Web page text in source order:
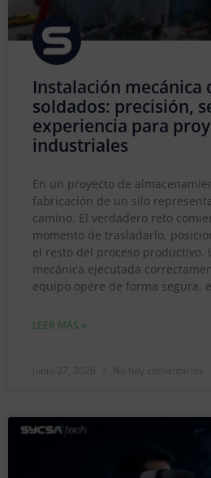
Instalación mecánica
soldados: precisión,
experiencia para
industriales
En un proyecto de
fabricación de un silo
camino. El verdadero reto
momento de trasladarlo,
el resto del proceso productivo.
mecánica ejecutada
equipo opere de forma segura,
LEER MÁS »
junio 27, 2026 No hay comentarios